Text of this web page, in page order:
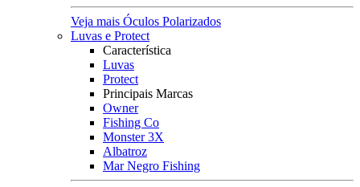
Veja mais Óculos Polarizados
Luvas e Protect
Característica
Luvas
Protect
Principais Marcas
Owner
Fishing Co
Monster 3X
Albatroz
Mar Negro Fishing